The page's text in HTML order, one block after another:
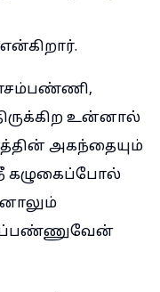
உன்னால்
அகந்தையும்
கழுகைப்போல்